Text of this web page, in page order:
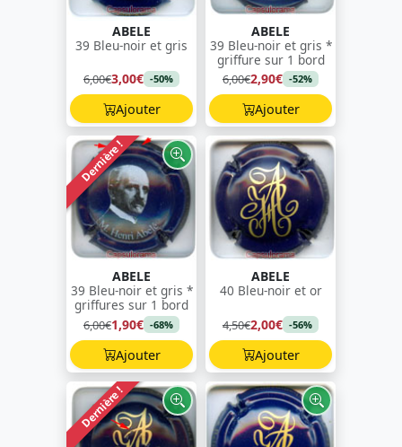
ABELE
39 Bleu-noir et gris
6,00€3,00€ -50%
Ajouter
ABELE
39 Bleu-noir et gris *
griffure sur 1 bord
6,00€2,90€ -52%
Ajouter
Dernière !
ABELE
39 Bleu-noir et gris *
griffures sur 1 bord
6,00€1,90€ -68%
Ajouter
ABELE
40 Bleu-noir et or
4,50€2,00€ -56%
Ajouter
Dernière !